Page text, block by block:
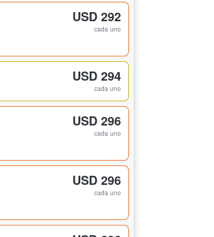
USD 292
cada uno
USD 294
cada uno
USD 296
cada uno
USD 296
cada uno